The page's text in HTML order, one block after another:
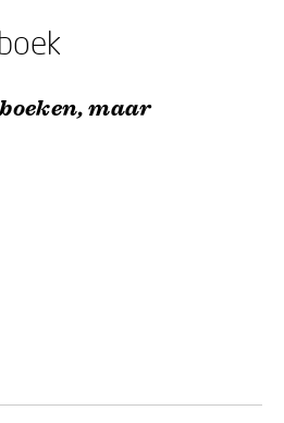
maar